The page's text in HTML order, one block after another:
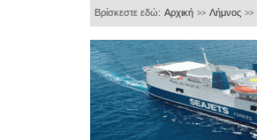
Βρίσκεστε εδώ: Αρχική >> Λήμνος >>